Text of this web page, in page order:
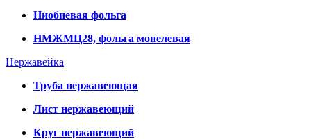
Ниобиевая фольга
НМЖМЦ28, фольга монелевая
Нержавейка
Труба нержавеющая
Лист нержавеющий
Круг нержавеющий